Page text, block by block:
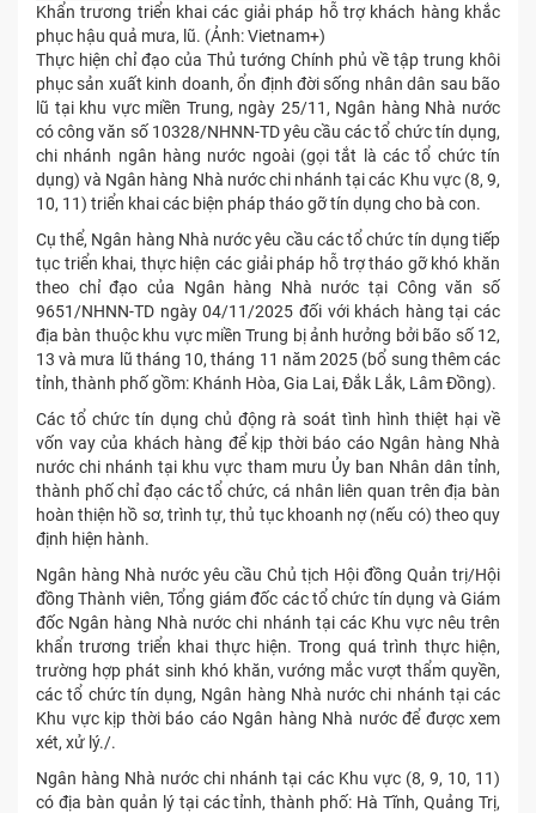
Khẩn trương triển khai các giải pháp hỗ trợ khách hàng khắc
phục hậu quả mưa, lũ. (Ảnh: Vietnam+)
Thực hiện chỉ đạo của Thủ tướng Chính phủ về tập trung khôi
phục sản xuất kinh doanh, ổn định đời sống nhân dân sau bão
lũ tại khu vực miền Trung, ngày 25/11, Ngân hàng Nhà nước
có công văn số 10328/NHNN-TD yêu cầu các tổ chức tín dụng,
chi nhánh ngân hàng nước ngoài (gọi tắt là các tổ chức tín
dụng) và Ngân hàng Nhà nước chi nhánh tại các Khu vực (8, 9,
10, 11) triển khai các biện pháp tháo gỡ tín dụng cho bà con.
Cụ thể, Ngân hàng Nhà nước yêu cầu các tổ chức tín dụng tiếp
tục triển khai, thực hiện các giải pháp hỗ trợ tháo gỡ khó khăn
theo chỉ đạo của Ngân hàng Nhà nước tại Công văn số
9651/NHNN-TD ngày 04/11/2025 đối với khách hàng tại các
địa bàn thuộc khu vực miền Trung bị ảnh hưởng bởi bão số 12,
13 và mưa lũ tháng 10, tháng 11 năm 2025 (bổ sung thêm các
tỉnh, thành phố gồm: Khánh Hòa, Gia Lai, Đắk Lắk, Lâm Đồng).
Các tổ chức tín dụng chủ động rà soát tình hình thiệt hại về
vốn vay của khách hàng để kịp thời báo cáo Ngân hàng Nhà
nước chi nhánh tại khu vực tham mưu Ủy ban Nhân dân tỉnh,
thành phố chỉ đạo các tổ chức, cá nhân liên quan trên địa bàn
hoàn thiện hồ sơ, trình tự, thủ tục khoanh nợ (nếu có) theo quy
định hiện hành.
Ngân hàng Nhà nước yêu cầu Chủ tịch Hội đồng Quản trị/Hội
đồng Thành viên, Tổng giám đốc các tổ chức tín dụng và Giám
đốc Ngân hàng Nhà nước chi nhánh tại các Khu vực nêu trên
khẩn trương triển khai thực hiện. Trong quá trình thực hiện,
trường hợp phát sinh khó khăn, vướng mắc vượt thẩm quyền,
các tổ chức tín dụng, Ngân hàng Nhà nước chi nhánh tại các
Khu vực kịp thời báo cáo Ngân hàng Nhà nước để được xem
xét, xử lý./.
Ngân hàng Nhà nước chi nhánh tại các Khu vực (8, 9, 10, 11)
có địa bàn quản lý tại các tỉnh, thành phố: Hà Tĩnh, Quảng Trị,